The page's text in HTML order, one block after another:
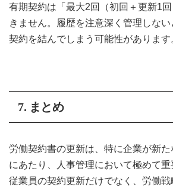
有期契約は「最大2回（初回＋更新1
きません。履歴を注意深く管理しな
契約を結んでしまう可能性があります
7. まとめ
労働契約書の更新は、特に企業が新
にあたり、人事管理において極めて
従業員の契約更新だけでなく、労働戦